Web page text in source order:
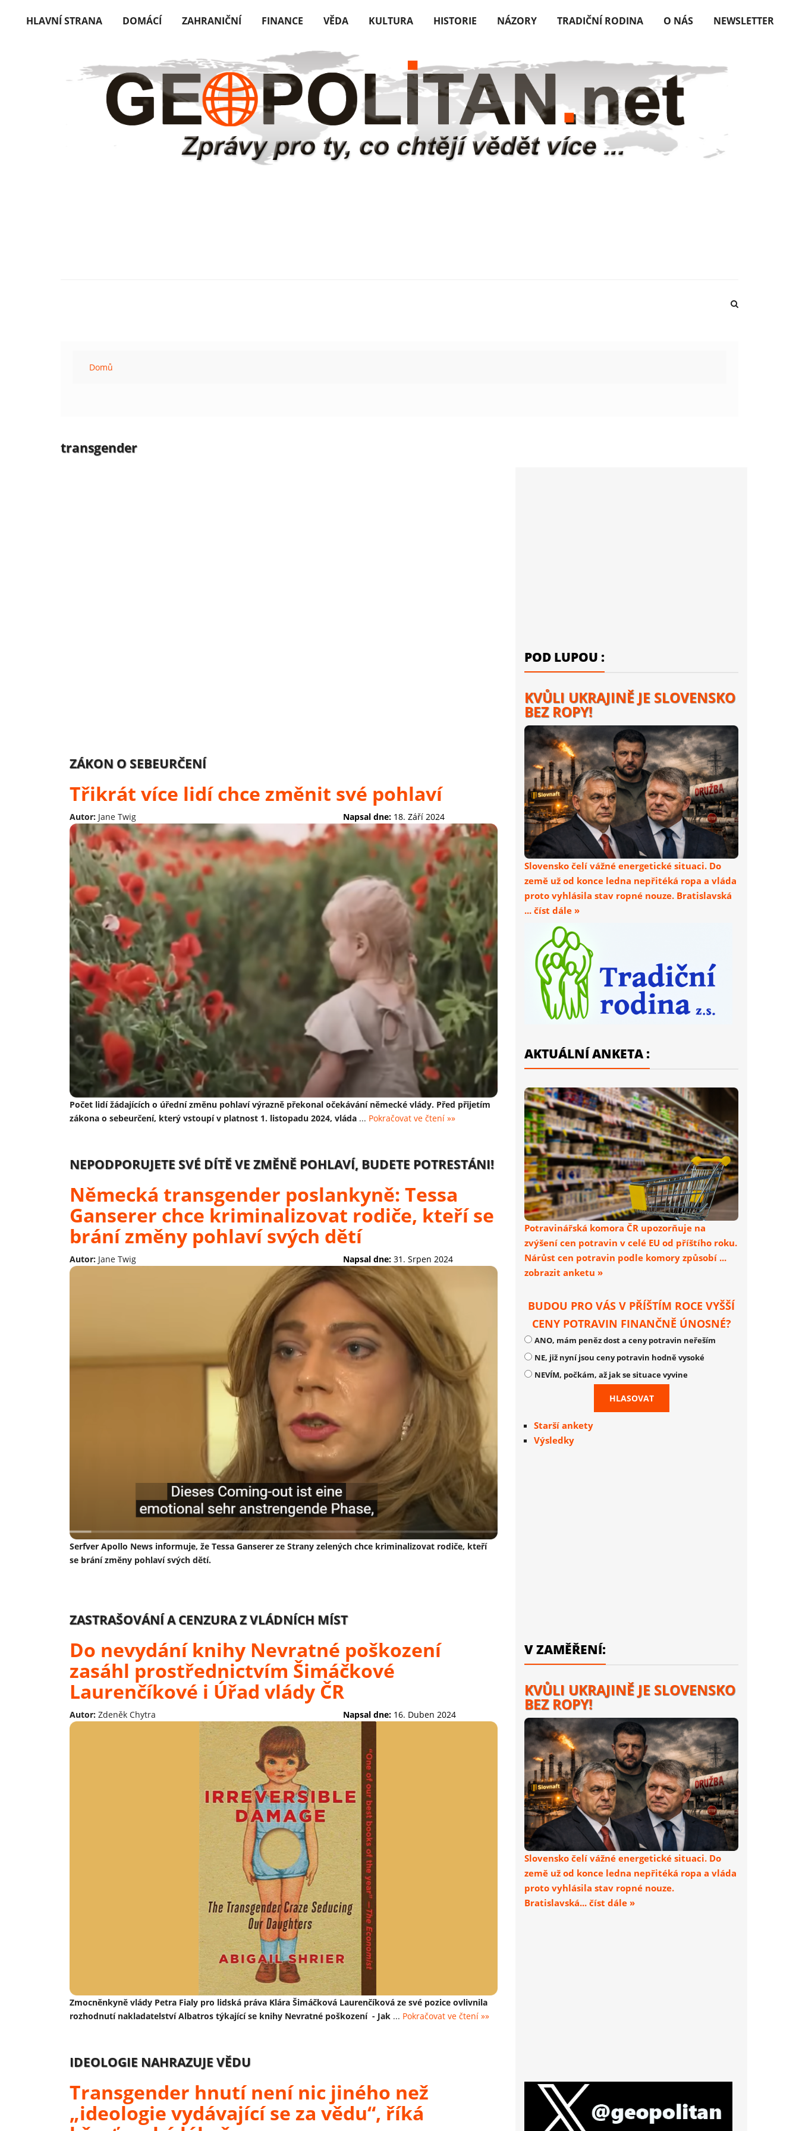
HLAVNÍ STRANA DOMÁCÍ ZAHRANIČNÍ FINANCE VĚDA KULTURA HISTORIE NÁZORY TRADIČNÍ RODINA O NÁS NEWSLETTER
Domů
transgender
ZÁKON O SEBEURČENÍ
Třikrát více lidí chce změnit své pohlaví
Autor: Jane Twig Napsal dne: 18. Září 2024
Počet lidí žádajících o úřední změnu pohlaví výrazně překonal očekávání německé vlády. Před přijetím
zákona o sebeurčení, který vstoupí v platnost 1. listopadu 2024, vláda ... Pokračovat ve čtení »»
NEPODPORUJETE SVÉ DÍTĚ VE ZMĚNĚ POHLAVÍ, BUDETE POTRESTÁNI!
Německá transgender poslankyně: Tessa
Ganserer chce kriminalizovat rodiče, kteří se
brání změny pohlaví svých dětí
Autor: Jane Twig Napsal dne: 31. Srpen 2024
Serfver Apollo News informuje, že Tessa Ganserer ze Strany zelených chce kriminalizovat rodiče, kteří
se brání změny pohlaví svých dětí.
ZASTRAŠOVÁNÍ A CENZURA Z VLÁDNÍCH MÍST
Do nevydání knihy Nevratné poškození
zasáhl prostřednictvím Šimáčkové
Laurenčíkové i Úřad vlády ČR
Autor: Zdeněk Chytra Napsal dne: 16. Duben 2024
Zmocněnkyně vlády Petra Fialy pro lidská práva Klára Šimáčková Laurenčíková ze své pozice ovlivnila
rozhodnutí nakladatelství Albatros týkající se knihy Nevratné poškození - Jak ... Pokračovat ve čtení »»
IDEOLOGIE NAHRAZUJE VĚDU
Transgender hnutí není nic jiného než
„ideologie vydávající se za vědu“, říká
POD LUPOU :
KVŮLI UKRAJINĚ JE SLOVENSKO
BEZ ROPY!
Slovensko čelí vážné energetické situaci. Do
země už od konce ledna nepřitéká ropa a vláda
proto vyhlásila stav ropné nouze. Bratislavská
... číst dále »
AKTUÁLNÍ ANKETA :
Potravinářská komora ČR upozorňuje na
zvýšení cen potravin v celé EU od příštího roku.
Nárůst cen potravin podle komory způsobí ...
zobrazit anketu »
BUDOU PRO VÁS V PŘÍŠTÍM ROCE VYŠŠÍ
CENY POTRAVIN FINANČNĚ ÚNOSNÉ?
ANO, mám peněz dost a ceny potravin neřeším
NE, již nyní jsou ceny potravin hodně vysoké
NEVÍM, počkám, až jak se situace vyvine
Starší ankety
Výsledky
V ZAMĚŘENÍ:
KVŮLI UKRAJINĚ JE SLOVENSKO
BEZ ROPY!
Slovensko čelí vážné energetické situaci. Do
země už od konce ledna nepřitéká ropa a vláda
proto vyhlásila stav ropné nouze.
Bratislavská... číst dále »